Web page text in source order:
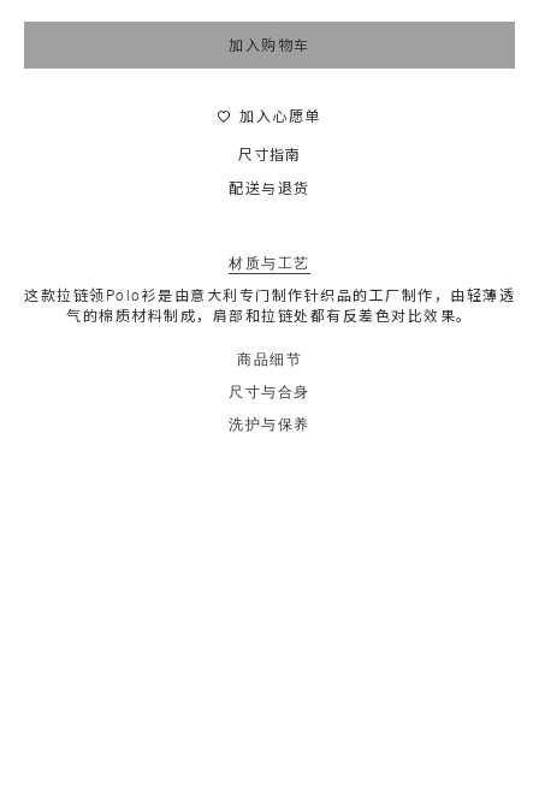
加入购物车
加入心愿单
尺寸指南
配送与退货
材质与工艺
这款拉链领Polo衫是由意大利专门制作针织品的工厂制作，由轻薄透
气的棉质材料制成，肩部和拉链处都有反差色对比效果。
商品细节
尺寸与合身
洗护与保养